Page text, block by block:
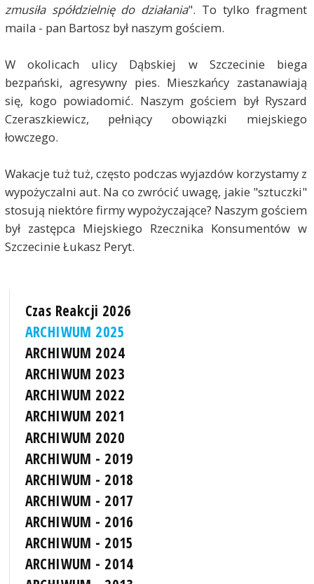
zmusiła spółdzielnię do działania". To tylko fragment
maila - pan Bartosz był naszym gościem.
W okolicach ulicy Dąbskiej w Szczecinie biega
bezpański, agresywny pies. Mieszkańcy zastanawiają
się, kogo powiadomić. Naszym gościem był Ryszard
Czeraszkiewicz, pełniący obowiązki miejskiego
łowczego.
Wakacje tuż tuż, często podczas wyjazdów korzystamy z
wypożyczalni aut. Na co zwrócić uwagę, jakie "sztuczki"
stosują niektóre firmy wypożyczające? Naszym gościem
był zastępca Miejskiego Rzecznika Konsumentów w
Szczecinie Łukasz Peryt.
Czas Reakcji 2026
ARCHIWUM 2025
ARCHIWUM 2024
ARCHIWUM 2023
ARCHIWUM 2022
ARCHIWUM 2021
ARCHIWUM 2020
ARCHIWUM - 2019
ARCHIWUM - 2018
ARCHIWUM - 2017
ARCHIWUM - 2016
ARCHIWUM - 2015
ARCHIWUM - 2014